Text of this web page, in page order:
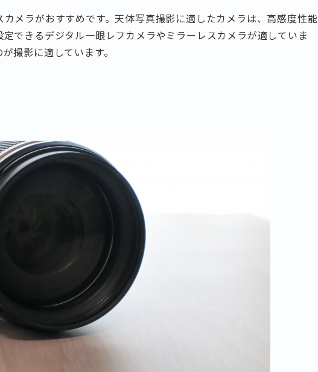
メラがおすすめです。天体写真撮影に適したカメラは、高感度性能
できるデジタル一眼レフカメラやミラーレスカメラが適していま
撮影に適しています。